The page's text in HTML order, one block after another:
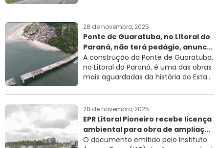
28 de novembro, 2025
Ponte de Guaratuba, no Litoral do
Paraná, não terá pedágio, anunc...
A construção da Ponte de Guaratuba,
no Litoral do Paraná, é uma das obras
mais aguardadas da história do Esta...
28 de novembro, 2025
EPR Litoral Pioneiro recebe licença
ambiental para obra de ampliaç...
O documento emitido pelo Instituto